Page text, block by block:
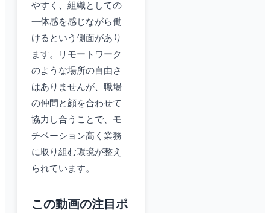
やすく、組織としての
一体感を感じながら働
けるという側面があり
ます。リモートワーク
のような場所の自由さ
はありませんが、職場
の仲間と顔を合わせて
協力し合うことで、モ
チベーション高く業務
に取り組む環境が整え
られています。
この動画の注目ポ